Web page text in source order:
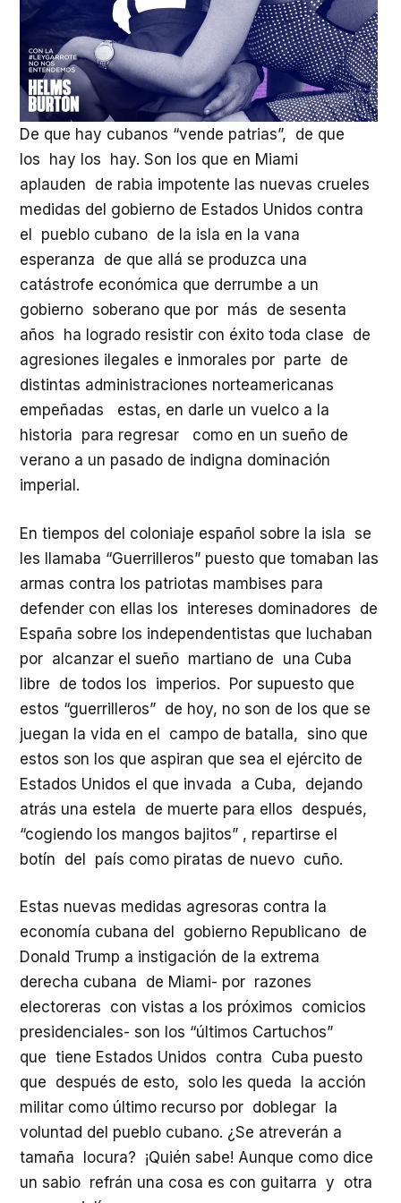
De que hay cubanos “vende patrias”, de que
los hay los hay. Son los que en Miami
aplauden de rabia impotente las nuevas crueles
medidas del gobierno de Estados Unidos contra
el pueblo cubano de la isla en la vana
esperanza de que allá se produzca una
catástrofe económica que derrumbe a un
gobierno soberano que por más de sesenta
años ha logrado resistir con éxito toda clase de
agresiones ilegales e inmorales por parte de
distintas administraciones norteamericanas
empeñadas estas, en darle un vuelco a la
historia para regresar como en un sueño de
verano a un pasado de indigna dominación
imperial.
En tiempos del coloniaje español sobre la isla se
les llamaba “Guerrilleros” puesto que tomaban las
armas contra los patriotas mambises para
defender con ellas los intereses dominadores de
España sobre los independentistas que luchaban
por alcanzar el sueño martiano de una Cuba
libre de todos los imperios. Por supuesto que
estos “guerrilleros” de hoy, no son de los que se
juegan la vida en el campo de batalla, sino que
estos son los que aspiran que sea el ejército de
Estados Unidos el que invada a Cuba, dejando
atrás una estela de muerte para ellos después,
“cogiendo los mangos bajitos” , repartirse el
botín del país como piratas de nuevo cuño.
Estas nuevas medidas agresoras contra la
economía cubana del gobierno Republicano de
Donald Trump a instigación de la extrema
derecha cubana de Miami- por razones
electoreras con vistas a los próximos comicios
presidenciales- son los “últimos Cartuchos”
que tiene Estados Unidos contra Cuba puesto
que después de esto, solo les queda la acción
militar como último recurso por doblegar la
voluntad del pueblo cubano. ¿Se atreverán a
tamaña locura? ¡Quién sabe! Aunque como dice
un sabio refrán una cosa es con guitarra y otra